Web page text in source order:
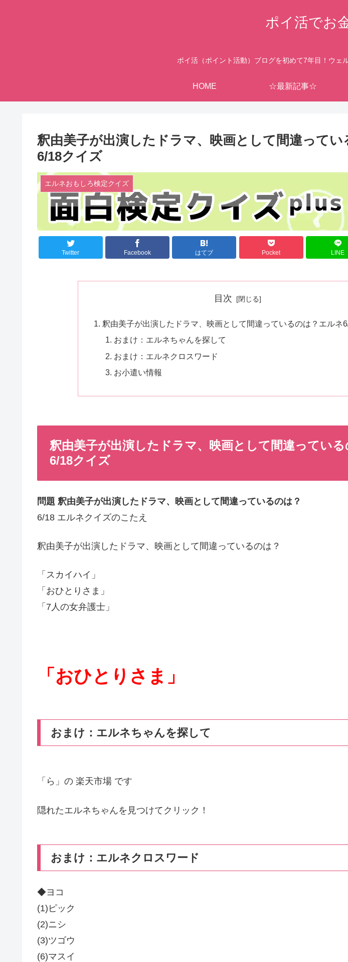
ポイ活でお
ポイ活（ポイント活動）ブログを初めて7年目！ウェ
HOME ☆最新記事☆
釈由美子が出演したドラマ、映画として間違って
6/18クイズ
エルネおもしろ検定クイズ
Twitter Facebook はてブ Pocket LINE
目次
釈由美子が出演したドラマ、映画として間違っているのは？エルネ
おまけ：エルネちゃんを探して
おまけ：エルネクロスワード
お小遣い情報
釈由美子が出演したドラマ、映画として間違ってい
6/18クイズ
問題 釈由美子が出演したドラマ、映画として間違っているのは？
6/18 エルネクイズのこたえ
釈由美子が出演したドラマ、映画として間違っているのは？
「スカイハイ」
「おひとりさま」
「7人の女弁護士」
「おひとりさま」
おまけ：エルネちゃんを探して
「ら」の 楽天市場 です
隠れたエルネちゃんを見つけてクリック！
おまけ：エルネクロスワード
◆ヨコ
(1)ピック
(2)ニシ
(3)ツゴウ
(6)マスイ